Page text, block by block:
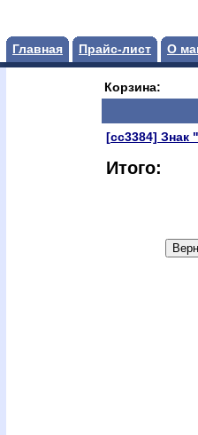
Главная Прайс-лист О
Корзина:
[сс3384] Знак
Итого: